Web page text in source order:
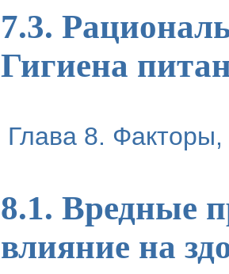
7.3.
Гигиена
Глава 8.
8.1. Вредные
влияние на